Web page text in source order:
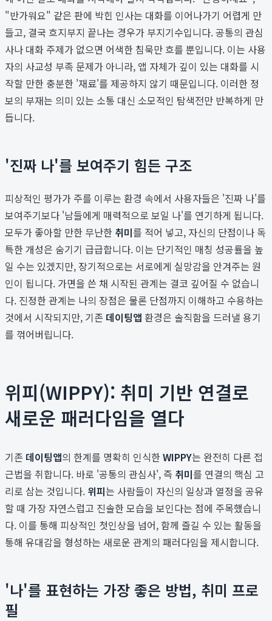
"반가워요" 같은 판에 박힌 인사는 대화를 이어나가기 어렵게 만
들고, 결국 흐지부지 끝나는 경우가 부지기수입니다. 공통의 관심
사나 대화 주제가 없으면 어색한 침묵만 흐를 뿐입니다. 이는 사용
자의 사교성 부족 문제가 아니라, 앱 자체가 깊이 있는 대화를 시
작할 만한 충분한 '재료'를 제공하지 않기 때문입니다. 이러한 정
보의 부재는 의미 있는 소통 대신 소모적인 탐색전만 반복하게 만
듭니다.
'진짜 나'를 보여주기 힘든 구조
피상적인 평가가 주를 이루는 환경 속에서 사용자들은 '진짜 나'를
보여주기보다 '남들에게 매력적으로 보일 나'를 연기하게 됩니다.
모두가 좋아할 만한 무난한 취미를 적어 넣고, 자신의 단점이나 독
특한 개성은 숨기기 급급합니다. 이는 단기적인 매칭 성공률을 높
일 수는 있겠지만, 장기적으로는 서로에게 실망감을 안겨주는 원
인이 됩니다. 가면을 쓴 채 시작된 관계는 결코 깊어질 수 없습니
다. 진정한 관계는 나의 장점은 물론 단점까지 이해하고 수용하는
것에서 시작되지만, 기존 데이팅앱 환경은 솔직함을 드러낼 용기
를 꺾어버립니다.
위피(WIPPY): 취미 기반 연결로
새로운 패러다임을 열다
기존 데이팅앱의 한계를 명확히 인식한 WIPPY는 완전히 다른 접
근법을 취합니다. 바로 '공통의 관심사', 즉 취미를 연결의 핵심 고
리로 삼는 것입니다. 위피는 사람들이 자신의 일상과 열정을 공유
할 때 가장 자연스럽고 진솔한 모습을 보인다는 점에 주목했습니
다. 이를 통해 피상적인 첫인상을 넘어, 함께 즐길 수 있는 활동을
통해 유대감을 형성하는 새로운 관계의 패러다임을 제시합니다.
'나'를 표현하는 가장 좋은 방법, 취미 프로
필